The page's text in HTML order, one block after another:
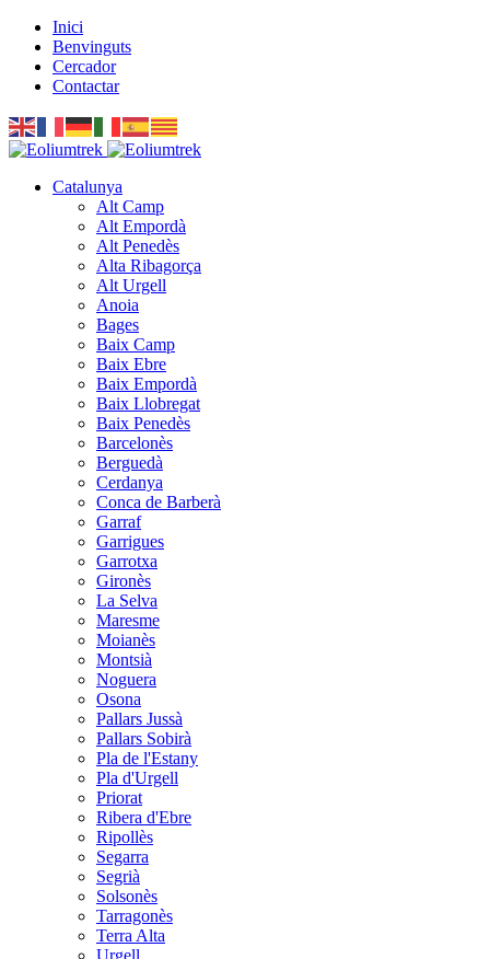
Inici
Benvinguts
Cercador
Contactar
Catalunya
Alt Camp
Alt Empordà
Alt Penedès
Alta Ribagorça
Alt Urgell
Anoia
Bages
Baix Camp
Baix Ebre
Baix Empordà
Baix Llobregat
Baix Penedès
Barcelonès
Berguedà
Cerdanya
Conca de Barberà
Garraf
Garrigues
Garrotxa
Gironès
La Selva
Maresme
Moianès
Montsià
Noguera
Osona
Pallars Jussà
Pallars Sobirà
Pla de l'Estany
Pla d'Urgell
Priorat
Ribera d'Ebre
Ripollès
Segarra
Segrià
Solsonès
Tarragonès
Terra Alta
Urgell